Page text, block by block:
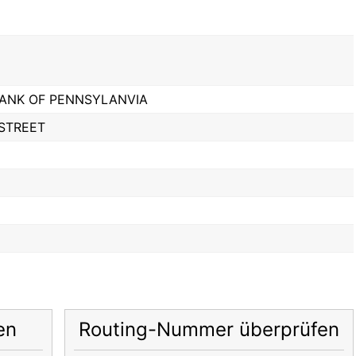
OF PENNSYLANVIA
Routing-Nummer überprüfen